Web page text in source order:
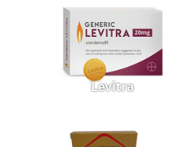
Levitra